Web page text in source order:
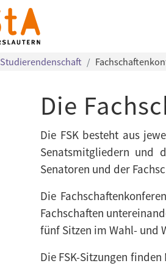
Studierendenschaft
Die
Die FSK besteht aus
Senatsmitgliedern und
Senatoren und der
Die
Fachschaften
fünf Sitzen im Wahl- und
Die FSK-Sitzungen